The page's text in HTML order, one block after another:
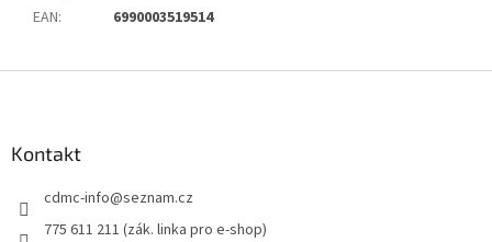
EAN: 6990003519514
Kontakt
cdmc-info@seznam.cz
775 611 211 (zák. linka pro e-shop)